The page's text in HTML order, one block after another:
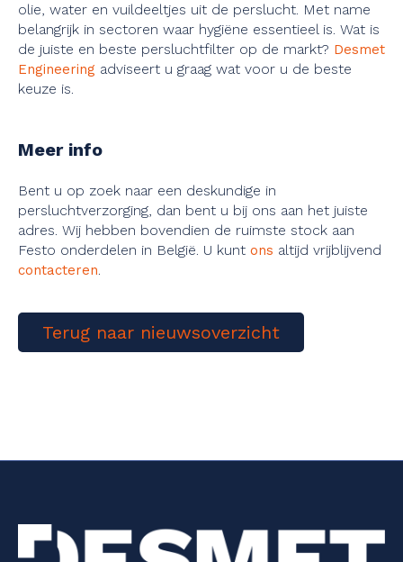
olie, water en vuildeeltjes uit de perslucht. Met name
belangrijk in sectoren waar hygiëne essentieel is. Wat is
de juiste en beste persluchtfilter op de markt? Desmet
Engineering adviseert u graag wat voor u de beste
keuze is.
Meer info
Bent u op zoek naar een deskundige in
persluchtverzorging, dan bent u bij ons aan het juiste
adres. Wij hebben bovendien de ruimste stock aan
Festo onderdelen in België. U kunt ons altijd vrijblijvend
contacteren.
Terug naar nieuwsoverzicht